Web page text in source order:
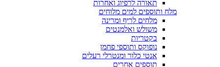
תאורה לרפיוג ואחרות
מלח ותוספים למים מלוחים
מלחים לריף ומרינה
משולש ואלמנטים
בקטריות
נופוקס ותוספי פחמן
אנטי כלור ומנטרלי רעלים
תוספים אחרים